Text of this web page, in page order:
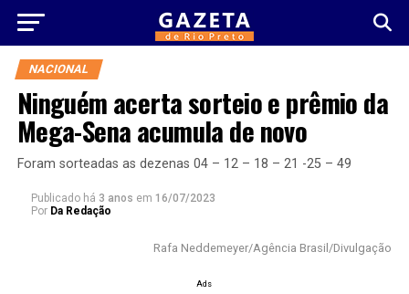
NACIONAL
Ninguém acerta sorteio e prêmio da
Mega-Sena acumula de novo
Foram sorteadas as dezenas 04 – 12 – 18 – 21 -25 – 49
Publicado há 3 anos em 16/07/2023
Por Da Redação
Rafa Neddemeyer/Agência Brasil/Divulgação
Ads